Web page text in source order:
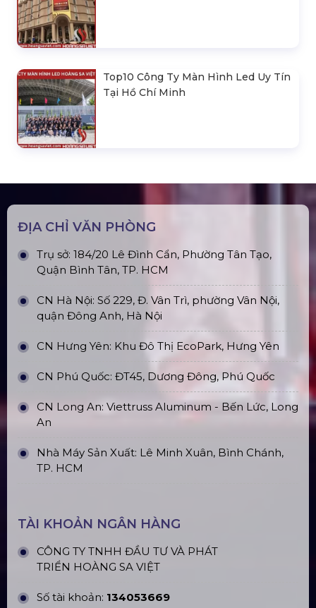
Top10 Công Ty Màn Hình Led Uy Tín
Tại Hồ Chí Minh
ĐỊA CHỈ VĂN PHÒNG
Trụ sở: 184/20 Lê Đình Cẩn, Phường Tân Tạo,
Quận Bình Tân, TP. HCM
CN Hà Nội: Số 229, Đ. Vân Trì, phường Vân Nội,
quận Đông Anh, Hà Nội
CN Hưng Yên: Khu Đô Thị EcoPark, Hưng Yên
CN Phú Quốc: ĐT45, Dương Đông, Phú Quốc
CN Long An: Viettruss Aluminum - Bến Lức, Long
An
Nhà Máy Sản Xuất: Lê Minh Xuân, Bình Chánh,
TP. HCM
TÀI KHOẢN NGÂN HÀNG
CÔNG TY TNHH ĐẦU TƯ VÀ PHÁT
TRIỂN HOÀNG SA VIỆT
Số tài khoản: 134053669